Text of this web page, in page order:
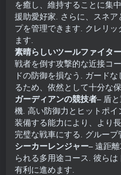
を癒し、維持することに集
援助愛好家. さらに、スネ
プを管理できます. クレリ
ます.
素晴らしいツールファイタ
戦者を倒す攻撃的な近接コ
ドの防御を損なう. ガード
るため、依然として十分な
ガーディアンの競技者– 盾
機. 高い防御力とヒットポ
装備する能力により、より
完璧な戦車にする. グルー
シーカーレンジャー– 遠距
られる多用途コース. 彼ら
有利に進めます.